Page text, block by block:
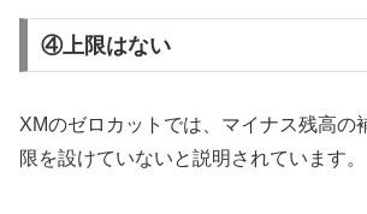
④上限はない
XMのゼロカットでは、マイナス残高の
限を設けていないと説明されています。